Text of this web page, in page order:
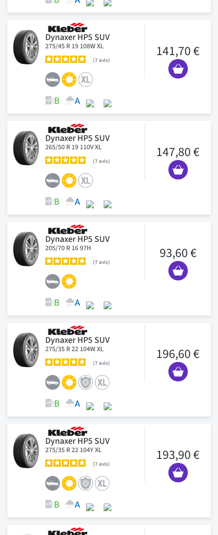
Dynaxer HP5 SUV
275/45 R 19 108W XL
7 avis
141,70 €
Dynaxer HP5 SUV
265/50 R 19 110V XL
7 avis
147,80 €
Dynaxer HP5 SUV
205/70 R 16 97H
7 avis
93,60 €
Dynaxer HP5 SUV
275/35 R 22 104W XL
7 avis
196,60 €
Dynaxer HP5 SUV
275/35 R 22 104Y XL
7 avis
193,90 €